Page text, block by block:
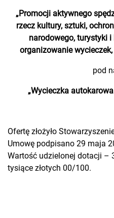
„Promocji aktywnego
rzecz kultury, sztuki,
narodowego, turystyki
organizowanie
pod
„Wycieczka
Ofertę złożyło
Umowę podpisano 29 maja
Wartość udzielonej dotacji –
tysiące złotych 00/100.